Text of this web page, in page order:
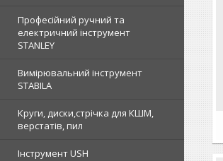
Професійний ручний та
електричний інструмент
STANLEY
Вимірювальний інструмент
STABILA
Круги, диски,стрічка для КШМ,
верстатів, пил
Інструмент USH